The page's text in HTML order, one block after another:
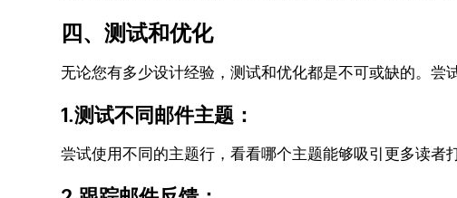
四、测试和优化
无论您有多少设计经验，测试和优化都是不可或缺的。尝
1.测试不同邮件主题：
尝试使用不同的主题行，看看哪个主题能够吸引更多读者